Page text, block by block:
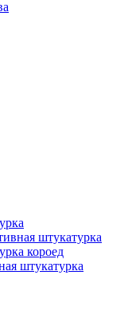
штукатурка
короед
штукатурка